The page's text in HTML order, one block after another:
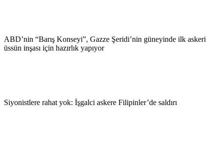
ABD’nin “Barış Konseyi”, Gazze Şeridi’nin güneyinde ilk askeri
üssün inşası için hazırlık yapıyor
Siyonistlere rahat yok: İşgalci askere Filipinler’de saldırı